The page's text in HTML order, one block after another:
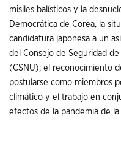
misiles balísticos y la
Democrática de Corea, la
candidatura japonesa a un
del Consejo de Seguridad
(CSNU); el reconocimiento
postularse como miembros
climático y el trabajo en
efectos de la pandemia de la